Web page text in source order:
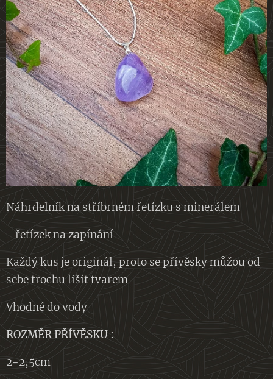
Náhrdelník na stříbrném řetízku s minerálem
- řetízek na zapínání
Každý kus je originál, proto se přívěsky můžou od
sebe trochu lišit tvarem
Vhodné do vody
ROZMĚR PŘÍVĚSKU :
2-2,5cm